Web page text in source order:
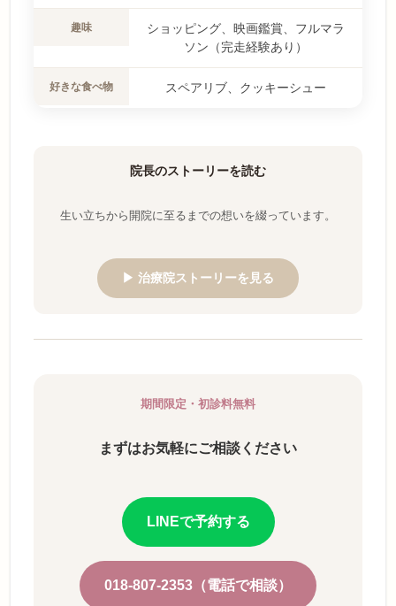
趣味
ショッピング、映画鑑賞、フルマラ
ソン（完走経験あり）
好きな食べ物 スペアリブ、クッキーシュー
院長のストーリーを読む
生い立ちから開院に至るまでの想いを綴っています。
▶ 治療院ストーリーを見る
期間限定・初診料無料
まずはお気軽にご相談ください
LINEで予約する
018-807-2353（電話で相談）